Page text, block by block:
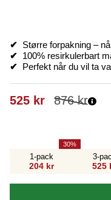
✔ Større forpakning – nå
✔
100% resirkulerbart
✔ Perfekt når du vil ta
876kr
525 kr
1-pack
204 kr
30
3-
525